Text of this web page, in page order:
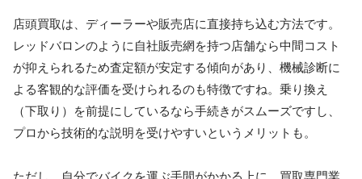
店頭買取は、ディーラーや販売店に直接持ち込む方法です。
レッドバロンのように自社販売網を持つ店舗なら中間コスト
が抑えられるため査定額が安定する傾向があり、機械診断に
よる客観的な評価を受けられるのも特徴ですね。乗り換え
（下取り）を前提にしているなら手続きがスムーズですし、
プロから技術的な説明を受けやすいというメリットも。
ただし、自分でバイクを運ぶ手間がかかる上に、買取専門業